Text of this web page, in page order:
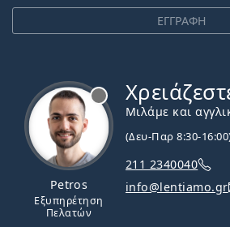
ΕΓΓΡΑΦΗ
Petros
Εξυπηρέτηση
Πελατών
Μιλάμε και
(Δευ-Παρ 8:30-
211 2340040
info@lentiamo.gr